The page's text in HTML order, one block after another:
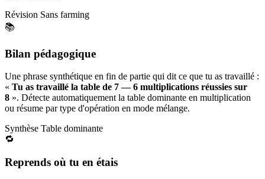
Révision Sans farming
📚
Bilan pédagogique
Une phrase synthétique en fin de partie qui dit ce que tu as travaillé :
« Tu as travaillé la table de 7 — 6 multiplications réussies sur
8 ». Détecte automatiquement la table dominante en multiplication
ou résume par type d'opération en mode mélange.
Synthèse Table dominante
🔁
Reprends où tu en étais